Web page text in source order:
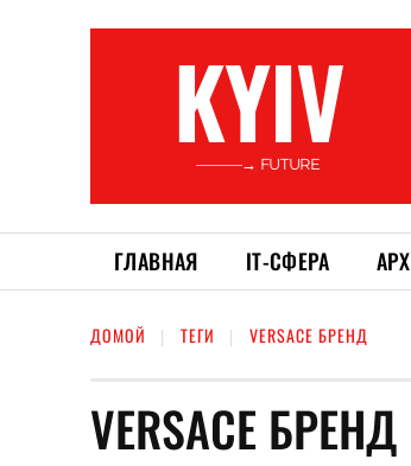
KYIV
———→ FUTURE
ГЛАВНАЯ ІТ-СФЕРА
ДОМОЙ ТЕГИ VERSACE БРЕНД
VERSACE БРЕНД